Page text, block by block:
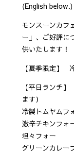
(English below.)
モンスーンカフ
ー」、ご好評に
供いたします！
【夏季限定】
【平日ランチ
ます）
冷製トムヤムフ
激辛チキンフォ
坦々フォー
グリーンカレー